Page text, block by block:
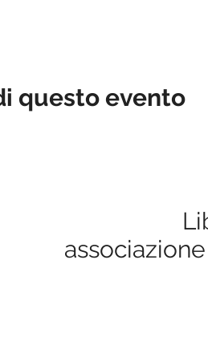
questo evento